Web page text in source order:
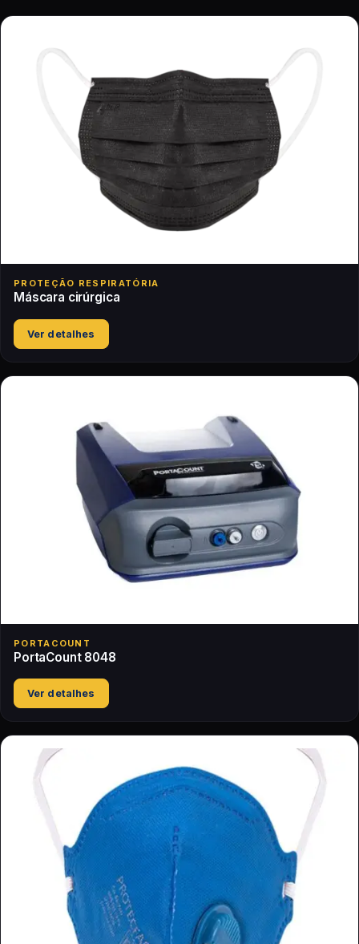
PROTEÇÃO RESPIRATÓRIA
Máscara cirúrgica
Ver detalhes
PORTACOUNT
PortaCount 8048
Ver detalhes